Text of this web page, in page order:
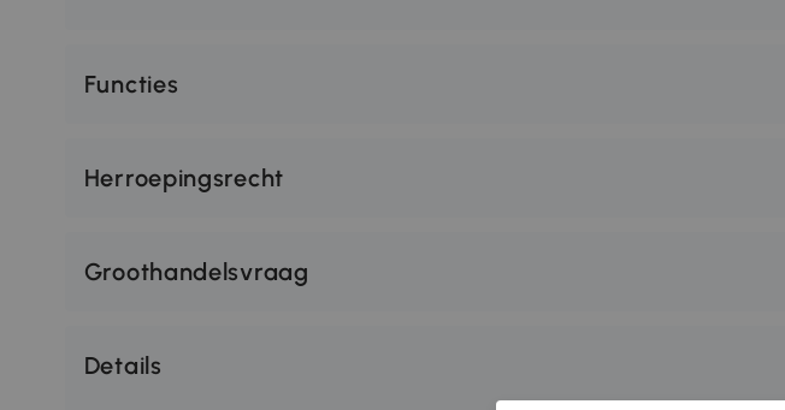
Functies
Herroepingsrecht
Groothandelsvraag
Details